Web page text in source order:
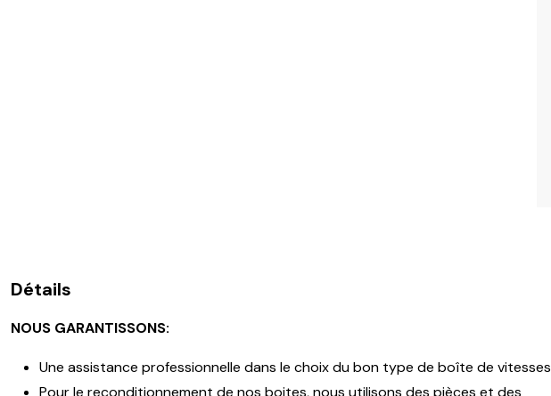
Détails
NOUS GARANTISSONS:
Une assistance professionnelle dans le choix du bon type de boîte de
Pour le reconditionnement de nos boites, nous utilisons des pièces et des